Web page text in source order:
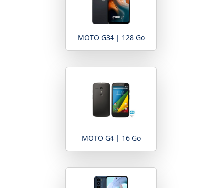
MOTO G34 | 128 Go
MOTO G4 | 16 Go